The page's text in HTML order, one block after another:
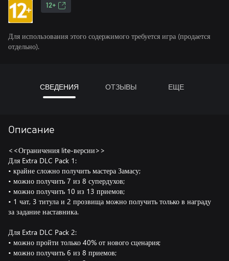
12+
Для использования этого содержимого требуется игра (продается
отдельно).
СВЕДЕНИЯ ОТЗЫВЫ ЕЩЕ
Описание
<<Ограничения lite-версии>>
Для Extra DLC Pack 1:
• крайне сложно получить мастера Замасу;
• можно получить 7 из 8 супердухов;
• можно получить 10 из 13 приемов;
• 1 чат, 3 титула и 2 прозвища можно получить только в награду
за задание наставника.
Для Extra DLC Pack 2:
• можно пройти только 40% от нового сценария;
• можно получить 6 из 8 приемов;